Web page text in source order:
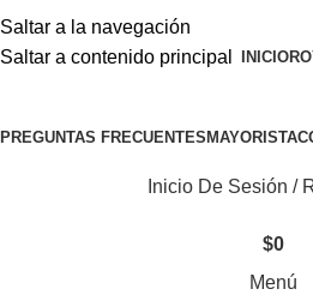
Saltar a la navegación
Saltar a contenido principal
INICIO
PREGUNTAS FRECUENTES MAYORISTA
Inicio De Sesión /
$0
Menú